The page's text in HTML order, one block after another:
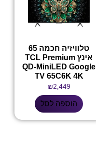
טלוויזיה חכמה 65
אינץ TCL Premium
QD-MiniLED Google
TV 65C6K 4K
₪2,449
הוספה לסל